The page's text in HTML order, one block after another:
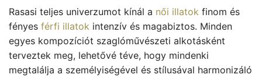
Rasasi teljes univerzumot kínál a női illatok finom és
fényes férfi illatok intenzív és magabiztos. Minden
egyes kompozíciót szaglóművészeti alkotásként
terveztek meg, lehetővé téve, hogy mindenki
megtalálja a személyiségével és stílusával harmonizáló